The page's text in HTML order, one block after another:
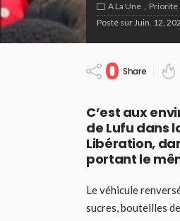
A La Une Priorite
Posté surJuin. 12,
0 Share
C’est aux
de Lufu dans
Libération,
portant le
Le véhicule
sucres, bouteilles